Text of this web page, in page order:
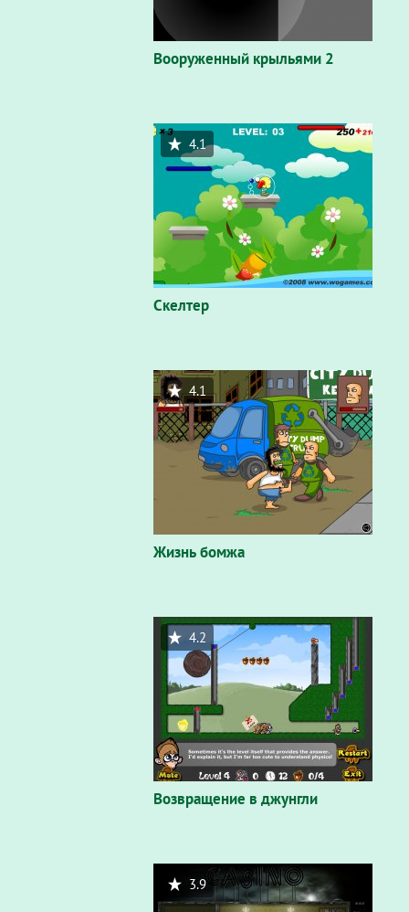
Вооруженный крыльями 2
Скелтер
4.1
Жизнь бомжа
4.1
Возвращение в джунгли
4.2
3.9